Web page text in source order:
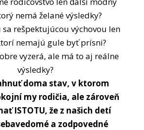
nemá želané výsledky?
rešpektujúcou výchovou len
nemajú gule byť prísni?
vyzerá, ale má to aj reálne
výsledky?
doma stav, v ktorom
my rodičia, ale zároveň
ISTOTU, že z našich detí
a zodpovedné